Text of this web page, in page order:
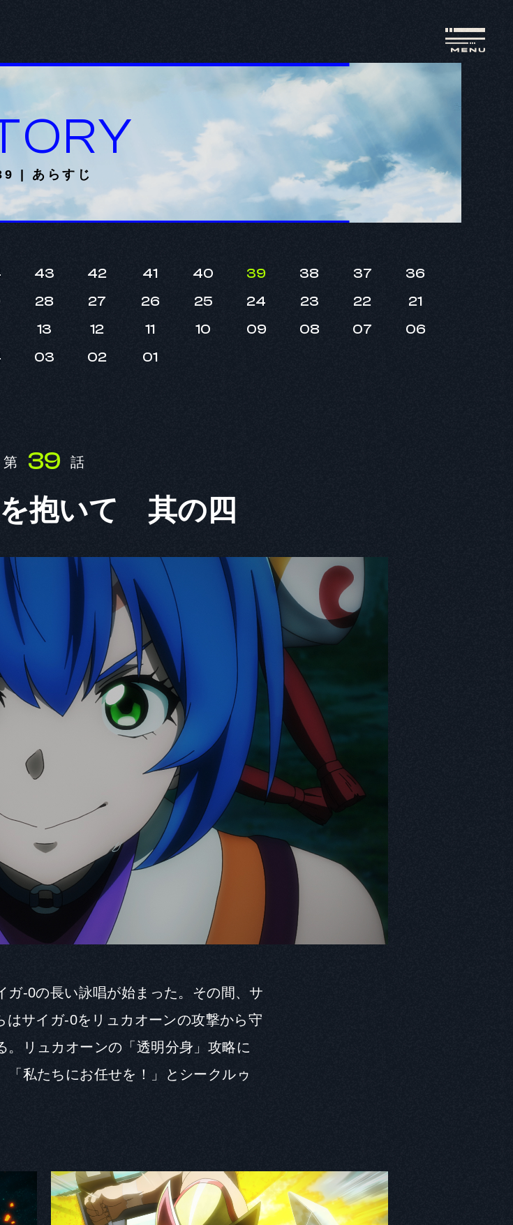
Q1. 本作品の印象
| あらすじ
43 42 41 40 39 38 37
36
28 27 26 25 24 23 22
21
13 12 11 10 09 08 07
06
03 02 01
第 39 話
抱いて 其の四
ガ-0の長い詠唱が始まった。その間、サ
はサイガ-0をリュカオーンの攻撃から守
。リュカオーンの「透明分身」攻略に
「私たちにお任せを！」とシークルゥ